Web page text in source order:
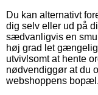
Du kan alternativt
dig selv eller ud på
sædvanligvis en
høj grad let
utvivlsomt at hente
nødvendiggør at du
webshoppens bopæl.